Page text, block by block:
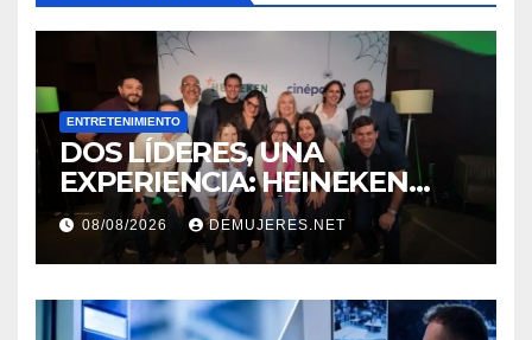
ENTRETENIMIENTO
DOS LÍDERES, UNA
EXPERIENCIA: HEINEKEN
PANAMÁ Y CINÉPOLIS
TRANSFORMAN LA FORMA
DE VIVIR EL CINE
08/08/2026 DEMUJERES.NET